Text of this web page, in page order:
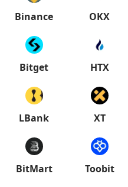
Binance OKX
Bitget HTX
LBank XT
BitMart Toobit